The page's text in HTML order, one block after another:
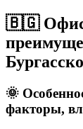
🇧🇬 Офис
🌞
факторы,